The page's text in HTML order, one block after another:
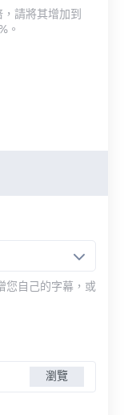
請將其增加到
。
您自己的字幕，或
瀏覽